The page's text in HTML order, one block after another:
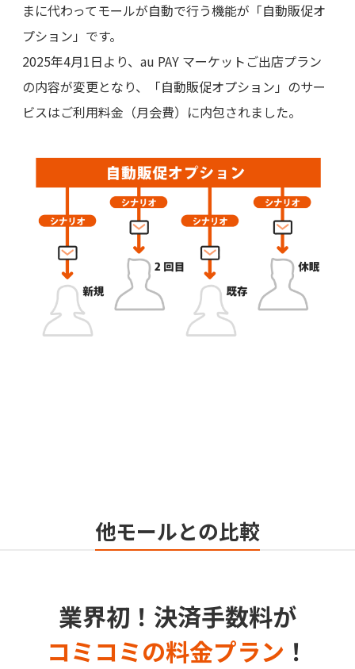
まに代わってモールが自動で行う機能が「自動販促オ
プション」です。
2025年4月1日より、au PAY マーケットご出店プラン
の内容が変更となり、「自動販促オプション」のサー
ビスはご利用料金（月会費）に内包されました。
他モールとの比較
業界初！決済手数料が
コミコミの料金プラン ！